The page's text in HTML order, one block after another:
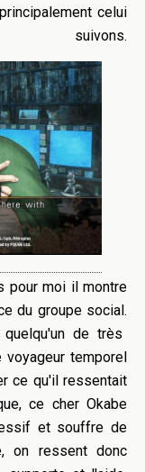
celui
pourmoi il montre
du groupe social.
de très
temporel
ce qu'il ressentait
ce cher Okabe
et souffre de
, on ressent donc